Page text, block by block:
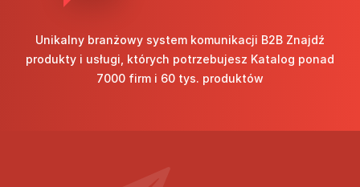
Unikalny branżowy system komunikacji B2B Znajdź
produkty i usługi, których potrzebujesz Katalog ponad
7000 firm i 60 tys. produktów